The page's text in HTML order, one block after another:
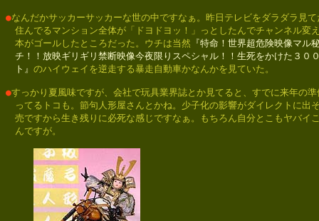
●なんだかサッカーサッカーな世の中ですなぁ。昨日テレビをダラダラ見
住んでるマンション全体が「ドヨドヨッ！」っとしたんでチャンネル変
本がゴールしたところだった。ウチは当然 『特命！世界超危険映像マル
チ！！放映ギリギリ禁断映像今夜限りスペシャル！！生死をかけた３０
ト』 のハイウェイを逆走する暴走自動車かなんかを見ていた。
●すっかり夏風味ですが、会社で玩具業界誌とか見てると、すでに来年の準
ってるトコも。節句人形屋さんとかね。少子化の影響がダイレクトに出
売ですから生き残りに必死な感じですなぁ。もちろん自分とこもヤバイ
んですが。